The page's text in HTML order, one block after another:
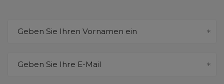
Geben Sie Ihren Vornamen ein
Geben Sie Ihre E-Mail